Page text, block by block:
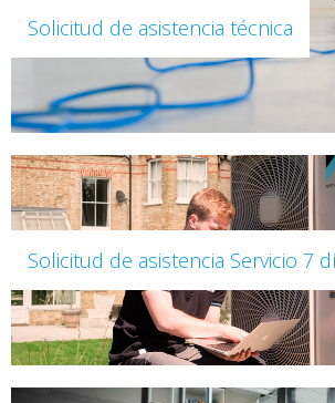
Solicitud de asistencia técnica
Solicitud de asistencia Servicio 7